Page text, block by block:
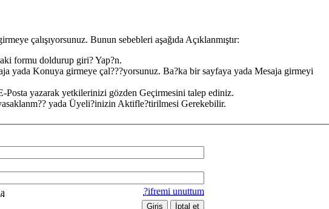
çalışıyorsunuz. Bunun sebebleri aşağıda Açıklanmıştır:
formu doldurup giri? Yap?n.
yada Konuya girmeye çal???yorsunuz. Ba?ka bir sayfaya yada Mesaja girmeyi
Posta yazarak yetkilerinizi gözden Geçirmesini talep ediniz.
yada Üyeli?inizin Aktifle?tirilmesi Gerekebilir.
?ifremi unuttum